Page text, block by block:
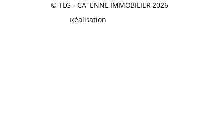
© TLG - CATENNE IMMOBILIER 2026
Réalisation